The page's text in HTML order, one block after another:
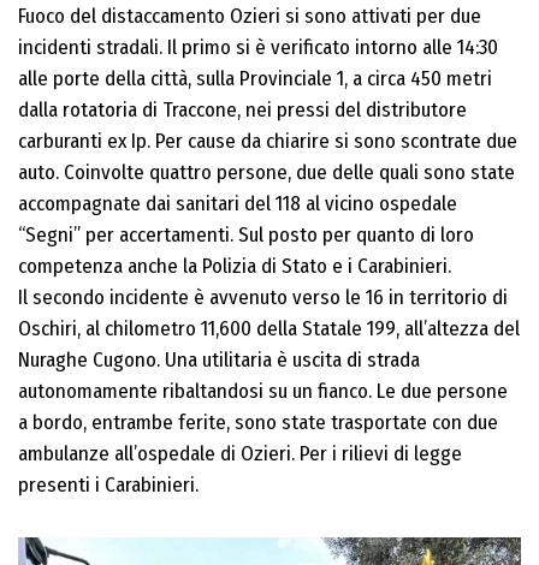
Fuoco del distaccamento Ozieri si sono attivati per due
incidenti stradali. Il primo si è verificato intorno alle 14:30
alle porte della città, sulla Provinciale 1, a circa 450 metri
dalla rotatoria di Traccone, nei pressi del distributore
carburanti ex Ip. Per cause da chiarire si sono scontrate due
auto. Coinvolte quattro persone, due delle quali sono state
accompagnate dai sanitari del 118 al vicino ospedale
“Segni” per accertamenti. Sul posto per quanto di loro
competenza anche la Polizia di Stato e i Carabinieri.
Il secondo incidente è avvenuto verso le 16 in territorio di
Oschiri, al chilometro 11,600 della Statale 199, all’altezza del
Nuraghe Cugono. Una utilitaria è uscita di strada
autonomamente ribaltandosi su un fianco. Le due persone
a bordo, entrambe ferite, sono state trasportate con due
ambulanze all’ospedale di Ozieri. Per i rilievi di legge
presenti i Carabinieri.